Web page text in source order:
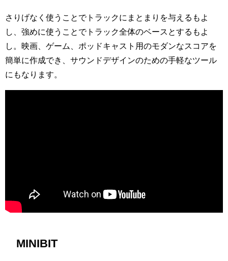
さりげなく使うことでトラックにまとまりを与えるもよ
し、強めに使うことでトラック全体のベースとするもよ
し。映画、ゲーム、ポッドキャスト用のモダンなスコアを
簡単に作成でき、サウンドデザインのための手軽なツール
にもなります。
MINIBIT